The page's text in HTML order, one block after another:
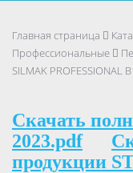
Главная страница
Профессиональные
SILMAK
Скачать
2023.pdf
продукции